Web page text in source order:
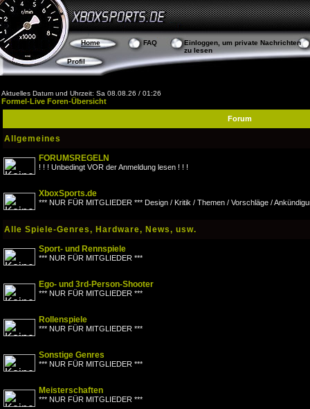
FAQ
Einloggen, um private Nachrichten
zu lesen
Profil
Home
Aktuelles Datum und Uhrzeit: Sa 08.08.26 / 01:26
Formel-Live Foren-Übersicht
Forum
Allgemeines
FORUMSREGELN
! ! ! Unbedingt VOR der Anmeldung lesen ! ! !
XboxSports.de
*** NUR FÜR MITGLIEDER *** Design / Kritik / Themen / Vorschläge /
Alle Spiele-Genres, Hardware, News, usw.
Sport- und Rennspiele
*** NUR FÜR MITGLIEDER ***
Ego- und 3rd-Person-Shooter
*** NUR FÜR MITGLIEDER ***
Rollenspiele
*** NUR FÜR MITGLIEDER ***
Sonstige Genres
*** NUR FÜR MITGLIEDER ***
Meisterschaften
*** NUR FÜR MITGLIEDER ***